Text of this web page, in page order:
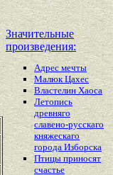
Значительные
произведения:
Адрес мечты
Малюк Цахес
Властелин Хаоса
Летопись
древняго
славено-русскаго
княжескаго
города Изборска
Птицы приносят
счастье